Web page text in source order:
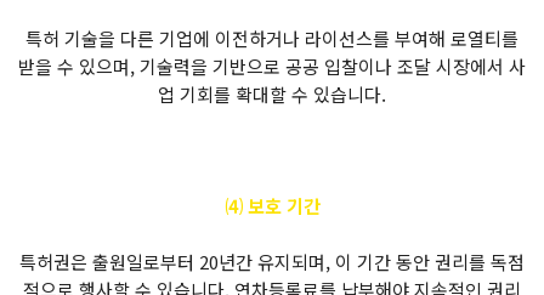
특허 기술을 다른 기업에 이전하거나 라이선스를 부여해 로열티를
받을 수 있으며, 기술력을 기반으로 공공 입찰이나 조달 시장에서 사
업 기회를 확대할 수 있습니다.
⑷ 보호 기간
특허권은 출원일로부터 20년간 유지되며, 이 기간 동안 권리를 독점
적으로 행사할 수 있습니다. 연차등록료를 납부해야 지속적인 권리